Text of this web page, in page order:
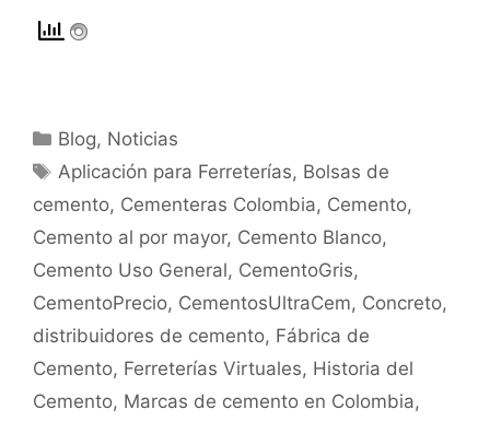
Blog, Noticias
Aplicación para Ferreterías, Bolsas de
cemento, Cementeras Colombia, Cemento,
Cemento al por mayor, Cemento Blanco,
Cemento Uso General, CementoGris,
CementoPrecio, CementosUltraCem, Concreto,
distribuidores de cemento, Fábrica de
Cemento, Ferreterías Virtuales, Historia del
Cemento, Marcas de cemento en Colombia,